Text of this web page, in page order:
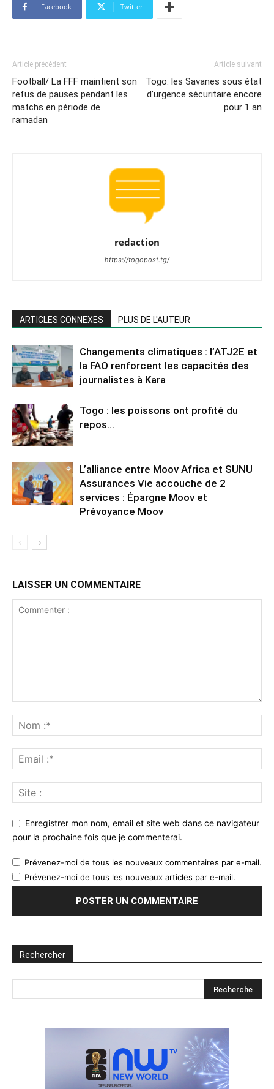
Facebook Twitter
Article précédent
Football/ La FFF maintient son
refus de pauses pendant les
matchs en période de
ramadan
Article suivant
Togo: les Savanes sous état
d’urgence sécuritaire encore
pour 1 an
redaction
https://togopost.tg/
ARTICLES CONNEXES PLUS DE L'AUTEUR
Changements climatiques : l’ATJ2E et
la FAO renforcent les capacités des
journalistes à Kara
Togo : les poissons ont profité du
repos…
L’alliance entre Moov Africa et SUNU
Assurances Vie accouche de 2
services : Épargne Moov et
Prévoyance Moov
LAISSER UN COMMENTAIRE
Enregistrer mon nom, email et site web dans ce navigateur
pour la prochaine fois que je commenterai.
Prévenez-moi de tous les nouveaux commentaires par e-mail.
Prévenez-moi de tous les nouveaux articles par e-mail.
Rechercher